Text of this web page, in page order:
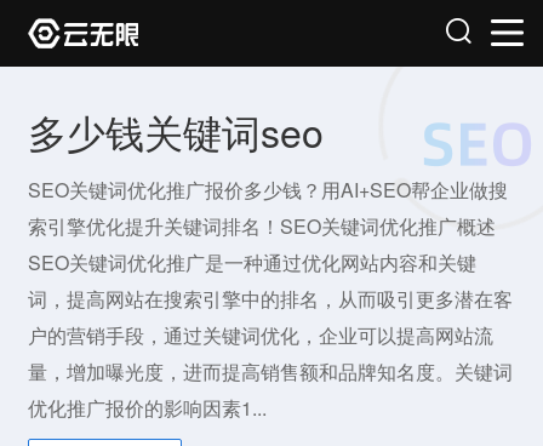
多少钱关键词seo
SEO关键词优化推广报价多少钱？用AI+SEO帮企业做搜
索引擎优化提升关键词排名！SEO关键词优化推广概述
SEO关键词优化推广是一种通过优化网站内容和关键
词，提高网站在搜索引擎中的排名，从而吸引更多潜在客
户的营销手段，通过关键词优化，企业可以提高网站流
量，增加曝光度，进而提高销售额和品牌知名度。关键词
优化推广报价的影响因素1...